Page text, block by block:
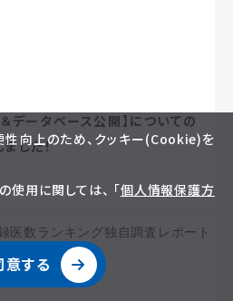
データベース公開】についての
した！
性向上のため、クッキー(Cookie)を
用に関しては、 「個人情報保護方
意する